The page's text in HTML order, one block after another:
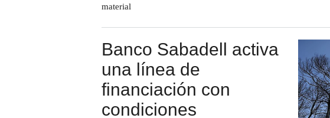
material
Banco Sabadell activa
una línea de
financiación con
condiciones